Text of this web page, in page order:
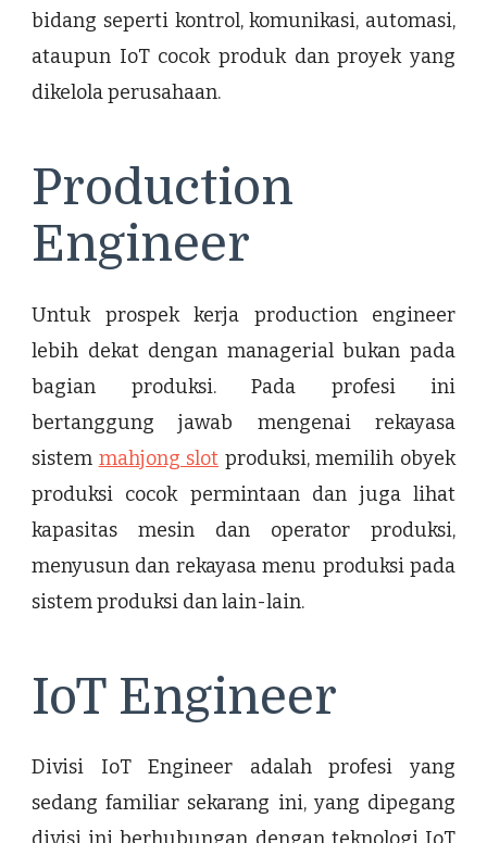
bidang seperti kontrol, komunikasi, automasi,
ataupun IoT cocok produk dan proyek yang
dikelola perusahaan.
Production
Engineer
Untuk prospek kerja production engineer
lebih dekat dengan managerial bukan pada
bagian produksi. Pada profesi ini
bertanggung jawab mengenai rekayasa
sistem mahjong slot produksi, memilih obyek
produksi cocok permintaan dan juga lihat
kapasitas mesin dan operator produksi,
menyusun dan rekayasa menu produksi pada
sistem produksi dan lain-lain.
IoT Engineer
Divisi IoT Engineer adalah profesi yang
sedang familiar sekarang ini, yang dipegang